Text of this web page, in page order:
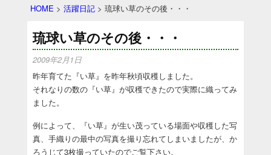
HOME > 活躍日記> 琉球い草のその後・・・
琉球い草のその後・・・
2009年2月1日
昨年育てた『い草』を昨年秋頃収穫しました。
それなりの数の『い草』が収穫できたので実際に織ってみ
ました。
例によって、『い草』が生い茂っている場面や収穫した写
真、手織りの最中の写真を撮り忘れてしまいましたが、か
ろうじて3枚撮っていたのでご覧下さい。